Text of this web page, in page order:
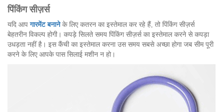
पिंकिंग सीज़र्स
यदि आपगारमेंट बनानेके लिए कतरन का इस्तेमाल कर रहे हैं, तो पिंकिंग सीज़र्स
बेहतरीन विकल्प होगी। कपड़े सिलते समय पिंकिंग सीज़र्स का इस्तेमाल करने से कपड़ा
उधड़ता नहीं है। इस कैंची का इस्तेमाल करना उस समय सबसे अच्छा होगा जब सीम पूरी
करने के लिए आपके पास सिलाई मशीन न हो।